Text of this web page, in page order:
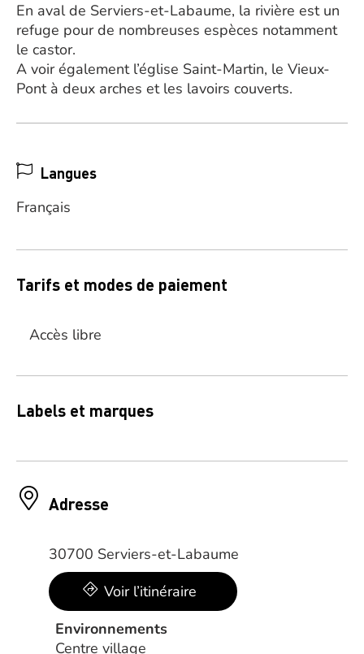
En aval de Serviers-et-Labaume, la rivière est un
refuge pour de nombreuses espèces notamment
le castor.
A voir également l’église Saint-Martin, le Vieux-
Pont à deux arches et les lavoirs couverts.
Langues
Français
Tarifs et modes de paiement
Accès libre
Labels et marques
Adresse
30700 Serviers-et-Labaume
Voir l’itinéraire
Environnements
Centre village